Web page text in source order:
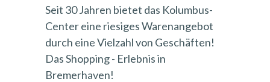
Seit 30 Jahren bietet das Kolumbus-
Center eine riesiges Warenangebot
durch eine Vielzahl von Geschäften!
Das Shopping - Erlebnis in
Bremerhaven!